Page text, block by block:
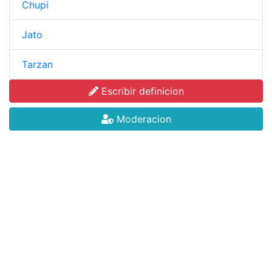
Chupi
Jato
Tarzan
Escribir definicion
Moderacion